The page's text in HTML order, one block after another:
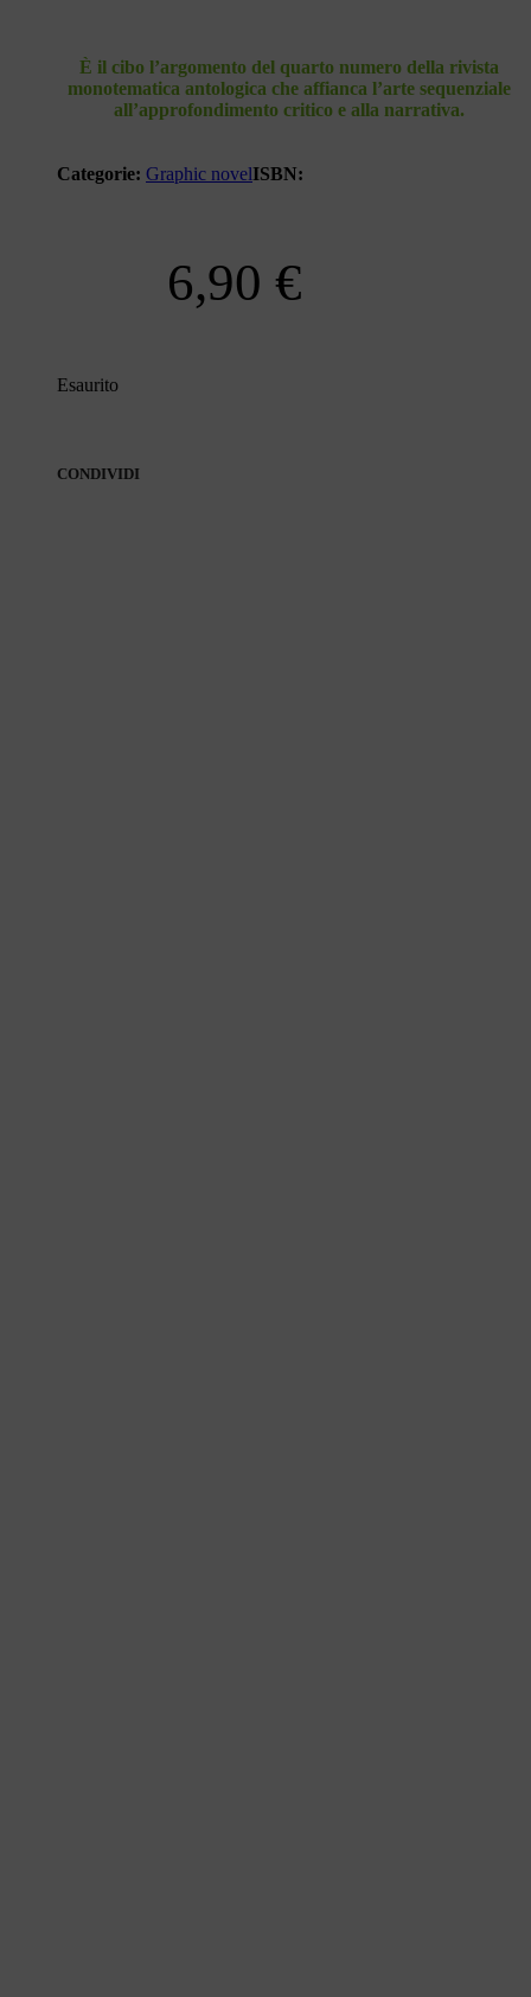
È il cibo l’argomento del quarto numero della rivista
monotematica antologica che affianca l’arte sequenziale
all’approfondimento critico e alla narrativa.
Categorie: Graphic novelISBN:
6,90 €
Esaurito
CONDIVIDI